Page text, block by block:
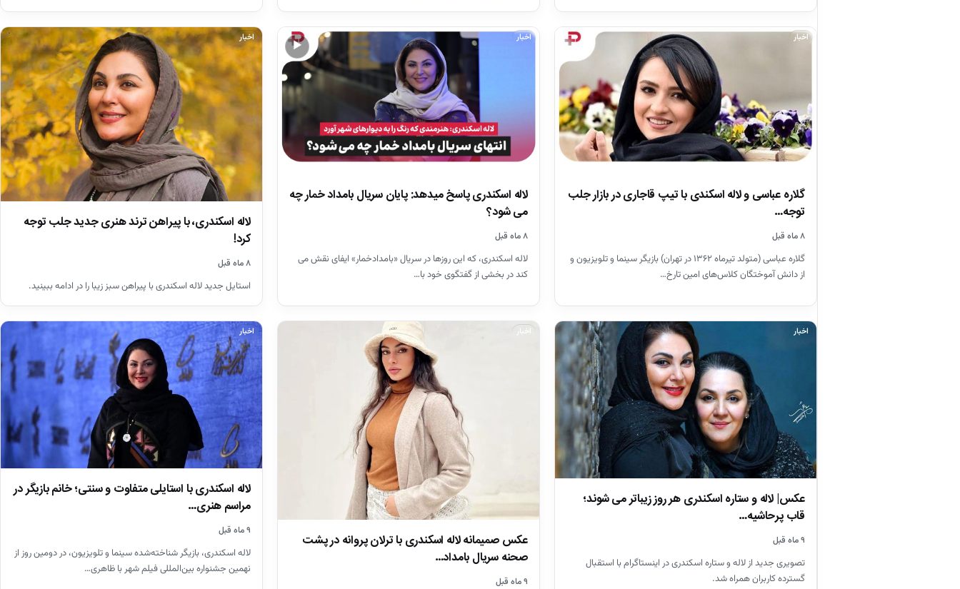
اخبار
گلاره عباسی و لاله اسکندی با تیپ قاجاری در بازار جلب
توجه…
۸ ماه قبل
گلاره عباسی (متولد تیرماه ۱۳۶۲ در تهران) بازیگر سینما و تلویزیون و
از دانش آموختگان کلاس‌های امین تارخ…
▶
اخبار
لاله اسکندری پاسخ میدهد: پایان سریال بامداد خمار چه
می شود؟
۸ ماه قبل
لاله اسکندری، که این روزها در سریال «بامدادخمار» ایفای نقش می
کند در بخشی از گفتگوی خود با…
اخبار
لاله اسکندری، با پیراهن ترند هنری جدید جلب توجه
کرد!
۸ ماه قبل
استایل جدید لاله اسکندری با پیراهن سبز زیبا را در ادامه ببینید‌.
اخبار
عکس| لاله و ستاره اسکندری هر روز زیباتر می شوند؛
قاب پرحاشیه…
۹ ماه قبل
تصویری جدید از لاله و ستاره اسکندری در اینستاگرام با استقبال
گسترده کاربران همراه شد.
اخبار
عکس صمیمانه لاله اسکندری با ترلان پروانه در پشت
صحنه سریال بامداد…
۹ ماه قبل
اخبار
لاله اسکندری با استایلی متفاوت و سنتی؛ خانم بازیگر در
مراسم هنری…
۹ ماه قبل
لاله اسکندری، بازیگر شناخته‌شده سینما و تلویزیون، در دومین روز از
نهمین جشنواره بین‌المللی فیلم شهر با ظاهری…